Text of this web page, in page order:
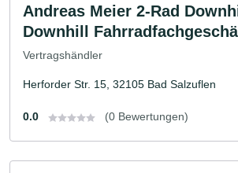
Andreas Meier 2-Rad
Downhill
Vertragshändler
Herforder Str. 15, 32105 Bad Salzuflen
0.0 (0 Bewertungen)